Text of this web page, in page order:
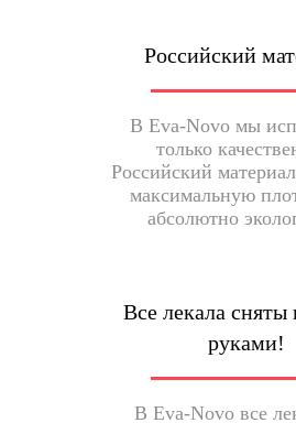
Российский
В Eva-Novo мы
только
Российский
максимальную
абсолютно
Все лекала
руками!
В Eva-Novo все